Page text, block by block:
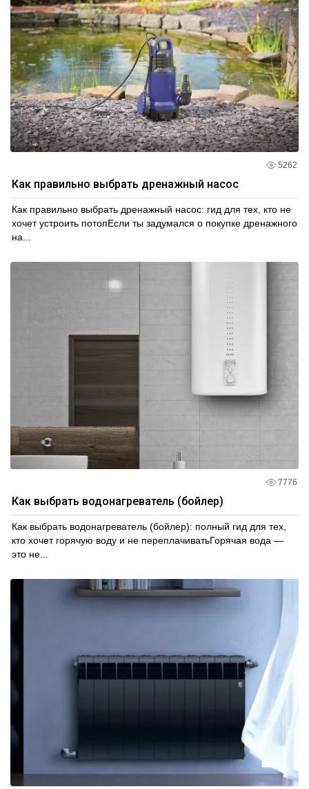
5262
Как правильно выбрать дренажный насос
Как правильно выбрать дренажный насос: гид для тех, кто не
хочет устроить потопЕсли ты задумался о покупке дренажного
на...
7776
Как выбрать водонагреватель (бойлер)
Как выбрать водонагреватель (бойлер): полный гид для тех,
кто хочет горячую воду и не переплачиватьГорячая вода —
это не...